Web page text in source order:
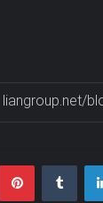
لینکداین